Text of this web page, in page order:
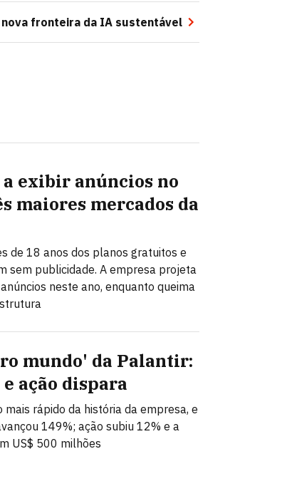
nova fronteira da IA sustentável
a exibir anúncios no
maiores mercados da
de 18 anos dos planos gratuitos e
sem publicidade. A empresa projeta
neste ano, enquanto queima
mundo' da Palantir:
ação dispara
rápido da história da empresa, e
149%; ação subiu 12% e a
US$ 500 milhões